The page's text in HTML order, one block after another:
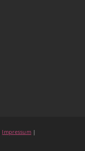
Impressum |